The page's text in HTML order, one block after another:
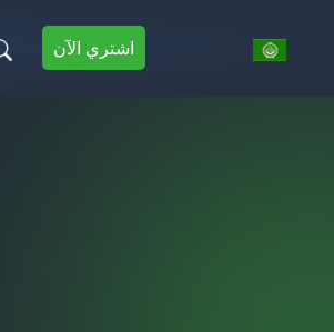
اشتري الآن